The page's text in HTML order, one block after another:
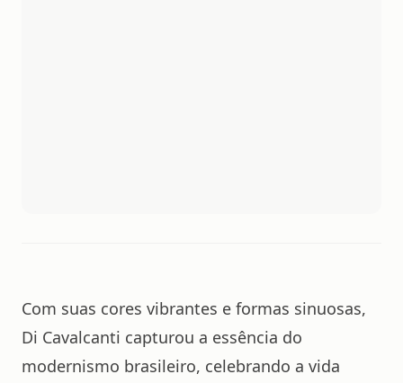
Com suas cores vibrantes e formas sinuosas,
Di Cavalcanti capturou a essência do
modernismo brasileiro, celebrando a vida